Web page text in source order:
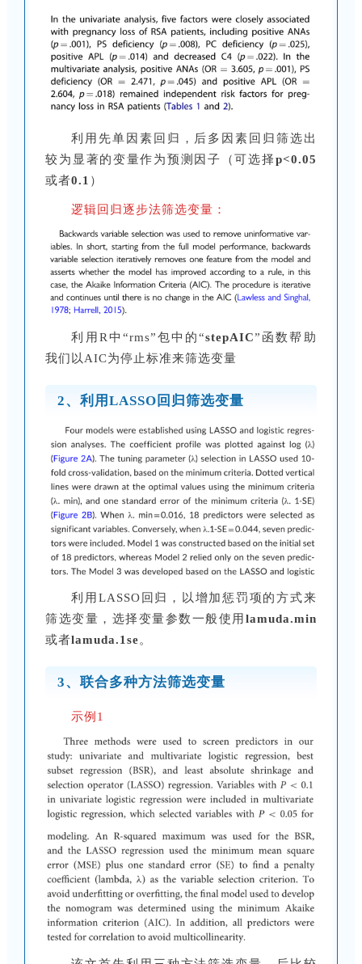
利用先单因素回归，后多因素回归筛选出
较为显著的变量作为预测因子（可选择p<0.05
或者0.1 ）
逻辑回归逐步法筛选变量：
利用R中“rms”包中的“stepAIC”函数帮助
我们以AIC为停止标准来筛选变量
2、利用LASSO回归筛选变量
利用LASSO回归，以增加惩罚项的方式来
筛选变量，选择变量参数一般使用 lamuda.min
或者lamuda.1se。
3、联合多种方法筛选变量
示例1